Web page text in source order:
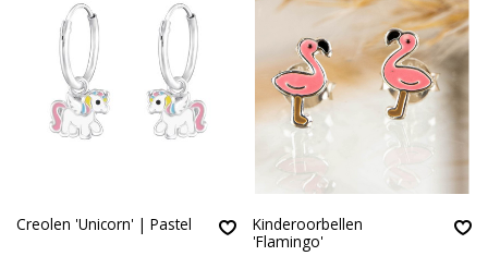
Creolen 'Unicorn' | Pastel
Kinderoorbellen
'Flamingo'